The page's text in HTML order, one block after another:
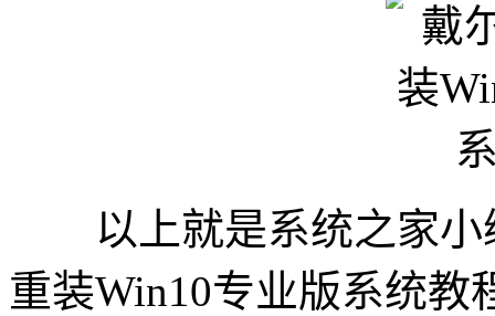
以上就是系统之家小
重装Win10专业版系统教